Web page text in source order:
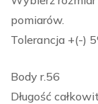
pomiarów.
Tolerancja +(-)
Body r.56
Długość